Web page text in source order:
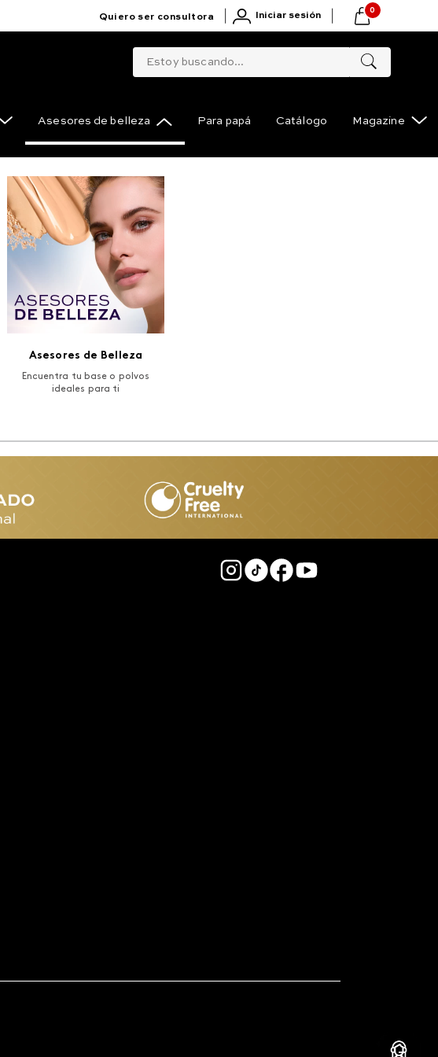
Quiero ser consultora Iniciar sesión
0
Estoy buscando...
Asesores de belleza
Asesores de Belleza
Encuentra tu base o polvos
ideales para ti
Para papá Catálogo Magazine
"bio-resist-espuma-limpiadora-facial